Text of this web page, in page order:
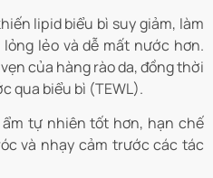
lipid biểu bì suy giảm, làm
lẻo và dễ mất nước hơn.
của hàng rào da, đồng thời
qua biểu bì (TEWL).
tự nhiên tốt hơn, hạn chế
và nhạy cảm trước các tác